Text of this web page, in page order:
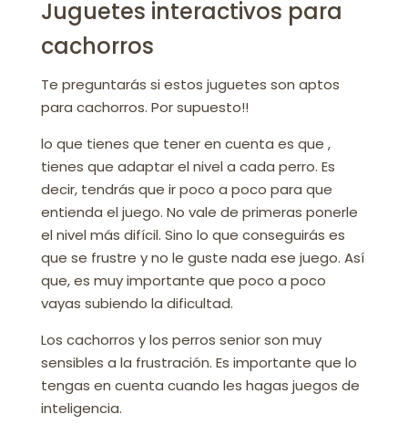
Juguetes interactivos para
cachorros
Te preguntarás si estos juguetes son aptos
para cachorros. Por supuesto!!
lo que tienes que tener en cuenta es que ,
tienes que adaptar el nivel a cada perro. Es
decir, tendrás que ir poco a poco para que
entienda el juego. No vale de primeras ponerle
el nivel más difícil. Sino lo que conseguirás es
que se frustre y no le guste nada ese juego. Así
que, es muy importante que poco a poco
vayas subiendo la dificultad.
Los cachorros y los perros senior son muy
sensibles a la frustración. Es importante que lo
tengas en cuenta cuando les hagas juegos de
inteligencia.